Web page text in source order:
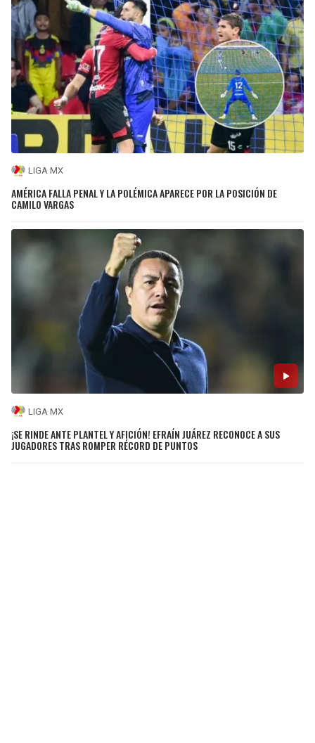
LIGA MX
AMÉRICA FALLA PENAL Y LA POLÉMICA APARECE POR LA POSICIÓN DE
CAMILO VARGAS
LIGA MX
¡SE RINDE ANTE PLANTEL Y AFICIÓN! EFRAÍN JUÁREZ RECONOCE A SUS
JUGADORES TRAS ROMPER RÉCORD DE PUNTOS